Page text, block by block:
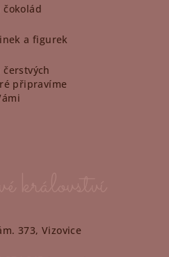
čokolád
a figurek
čerstvých
připravíme
373, Vizovice